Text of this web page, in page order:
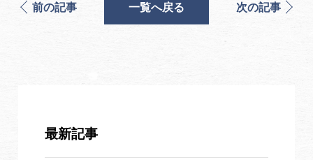
前の記事 一覧へ戻る 次の記事
最新記事